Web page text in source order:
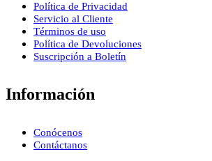
Política de Privacidad
Servicio al Cliente
Términos de uso
Política de Devoluciones
Suscripción a Boletín
Información
Conócenos
Contáctanos